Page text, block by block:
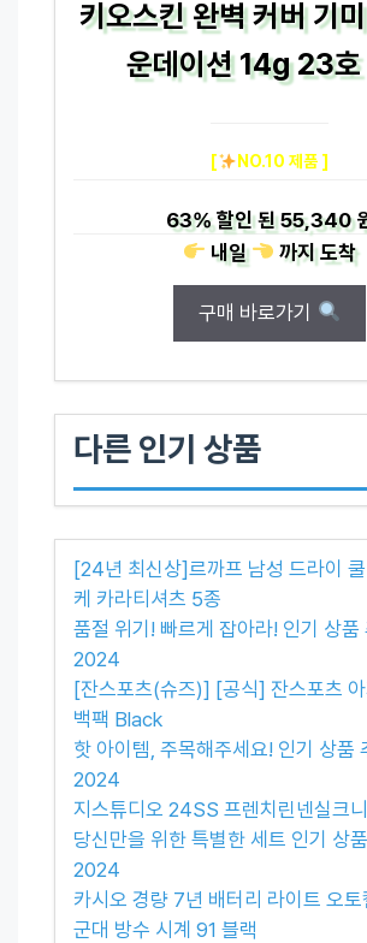
키오스킨 완벽 커버 기
운데이션 14g 23
[ NO.10 제품 ]
63%할인 된55,340
내일
까지도착
구매 바로가기
다른 인기 상품
[24년 최신상]르까프 남성 드라이
케 카라티셔츠 5종
품절 위기! 빠르게 잡아라! 인기 상품
2024
[잔스포츠(슈즈)] [공식] 잔스포츠
백팩 Black
핫 아이템, 주목해주세요! 인기 상품
2024
지스튜디오 24SS 프렌치린넨실크
당신만을 위한 특별한 세트 인기 상
2024
카시오 경량 7년 배터리 라이트 오토
군대 방수 시계 91 블랙